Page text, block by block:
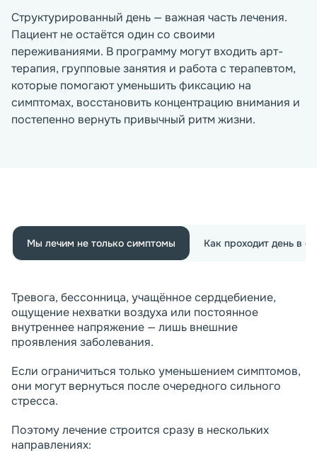
Структурированный день — важная часть лечения.
Пациент не остаётся один со своими
переживаниями. В программу могут входить арт-
терапия, групповые занятия и работа с терапевтом,
которые помогают уменьшить фиксацию на
симптомах, восстановить концентрацию внимания и
постепенно вернуть привычный ритм жизни.
Мы лечим не только симптомы Как проходит день в
Тревога, бессонница, учащённое сердцебиение,
ощущение нехватки воздуха или постоянное
внутреннее напряжение — лишь внешние
проявления заболевания.
Если ограничиться только уменьшением симптомов,
они могут вернуться после очередного сильного
стресса.
Поэтому лечение строится сразу в нескольких
направлениях: